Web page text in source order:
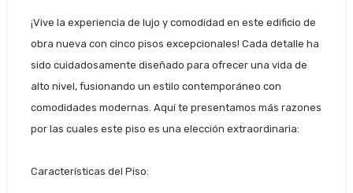
¡Vive la experiencia de lujo y comodidad en este edificio de
obra nueva con cinco pisos excepcionales! Cada detalle ha
sido cuidadosamente diseñado para ofrecer una vida de
alto nivel, fusionando un estilo contemporáneo con
comodidades modernas. Aquí te presentamos más razones
por las cuales este piso es una elección extraordinaria:
Características del Piso: